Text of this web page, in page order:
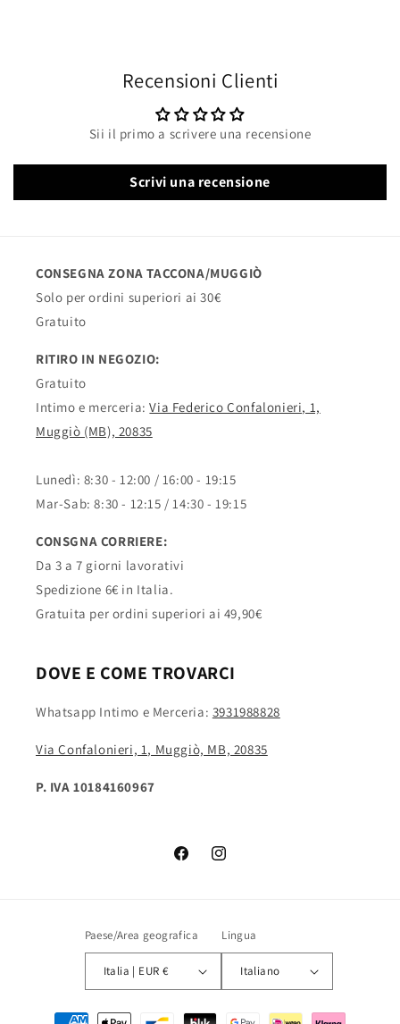
Recensioni Clienti
Sii il primo a scrivere una recensione
Scrivi una recensione
CONSEGNA ZONA TACCONA/MUGGIÒ
Solo per ordini superiori ai 30€
Gratuito
RITIRO IN NEGOZIO:
Gratuito
Intimo e merceria:Via Federico Confalonieri, 1,
Muggiò (MB), 20835
Lunedì: 8:30 - 12:00 / 16:00 - 19:15
Mar-Sab: 8:30 - 12:15 / 14:30 - 19:15
CONSGNA CORRIERE:
Da 3 a 7 giorni lavorativi
Spedizione 6€ in Italia.
Gratuita per ordini superiori ai 49,90€
DOVE E COME TROVARCI
Whatsapp Intimo e Merceria: 3931988828
Via Confalonieri, 1, Muggiò, MB, 20835
P. IVA 10184160967
FacebookInstagram
Paese/Area geografica
Italia | EUR €
Lingua
Italiano
Metodi